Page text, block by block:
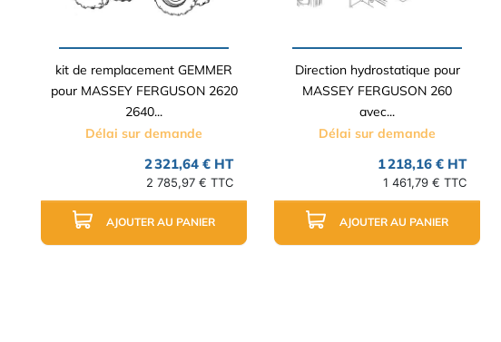
kit de remplacement GEMMER
pour MASSEY FERGUSON 2620
2640...
Délai sur demande
2 321,64 € HT
2 785,97 € TTC
AJOUTER AU PANIER
Direction hydrostatique pour
MASSEY FERGUSON 260
avec...
Délai sur demande
1 218,16 € HT
1 461,79 € TTC
AJOUTER AU PANIER